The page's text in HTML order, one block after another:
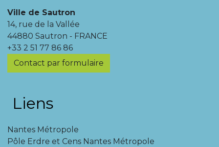
Ville de Sautron
14, rue de la Vallée
44880 Sautron - FRANCE
+33 2 51 77 86 86
Contact par formulaire
Liens
Nantes Métropole
Pôle Erdre et Cens Nantes Métropole